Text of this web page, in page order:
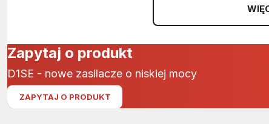
Zapytaj o produkt
D1SE - nowe zasilacze o niskiej mocy
ZAPYTAJ O PRODUKT